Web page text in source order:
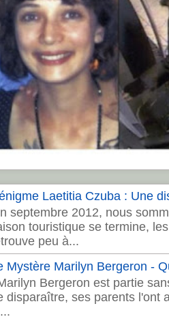
Laetitia Czuba : Une
septembre 2012, nous
touristique se termine,
peu à...
Mystère Marilyn Bergeron -
Bergeron est partie
disparaître, ses parents l'ont